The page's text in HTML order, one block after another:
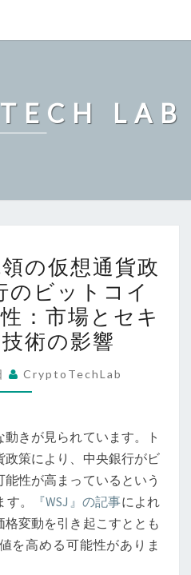
LAB
ラ
ン
プ
大
統
領
想
通
貨
政
策
と
の仮想通貨政
のビットコイ
：市場とセキ
術の影響
CryptoTechLab
きが見られています。ト
政策により、中央銀行がビ
性が高まっているという
。
『WSJ』の記事によれ
変動を引き起こすととも
を高める可能性がありま